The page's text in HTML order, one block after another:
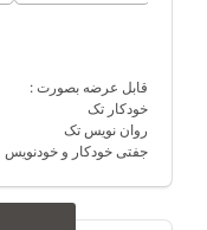
قابل عرضه بصورت :
خودکار تک
روان نویس تک
جفتی خودکار و خودنویس